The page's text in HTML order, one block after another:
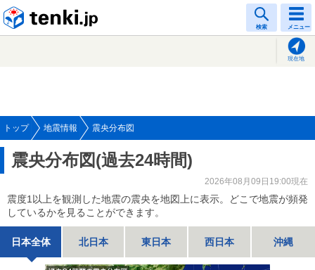
検索 メニュー
現在地
トップ 地震情報 震央分布図
震央分布図(過去24時間)
2026年08月09日19:00現在
震度1以上を観測した地震の震央を地図上に表示。どこで地震が頻発
しているかを見ることができます。
日本全体 北日本 東日本 西日本 沖縄